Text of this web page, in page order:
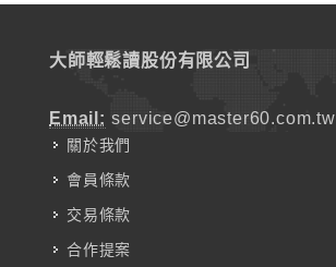
大師輕鬆讀股份有限公司
Email: service@master60.com.tw
關於我們
會員條款
交易條款
合作提案